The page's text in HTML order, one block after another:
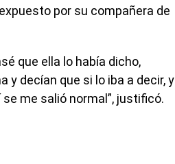
por su compañera de
que ella lo había dicho,
y decían que si lo iba a decir, y
se me salió normal”, justificó.